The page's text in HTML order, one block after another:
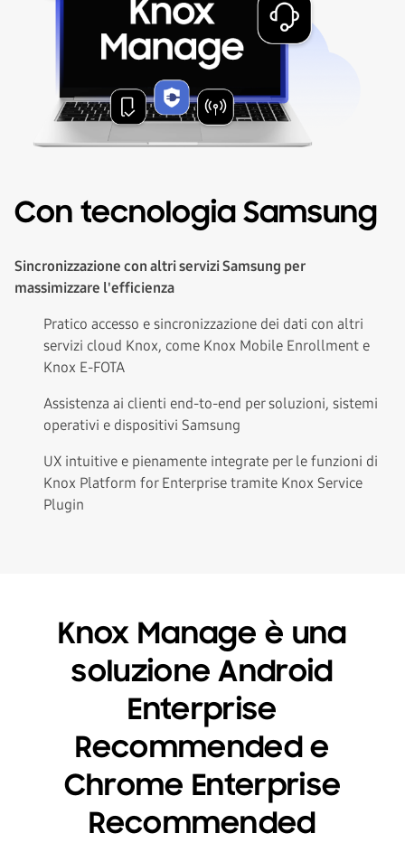
Con tecnologia Samsung
Sincronizzazione con altri servizi Samsung per
massimizzare l'efficienza
Pratico accesso e sincronizzazione dei dati con altri
servizi cloud Knox, come Knox Mobile Enrollment e
Knox E-FOTA
Assistenza ai clienti end-to-end per soluzioni, sistemi
operativi e dispositivi Samsung
UX intuitive e pienamente integrate per le funzioni di
Knox Platform for Enterprise tramite Knox Service
Plugin
Knox Manage è una
soluzione Android
Enterprise
Recommended e
Chrome Enterprise
Recommended